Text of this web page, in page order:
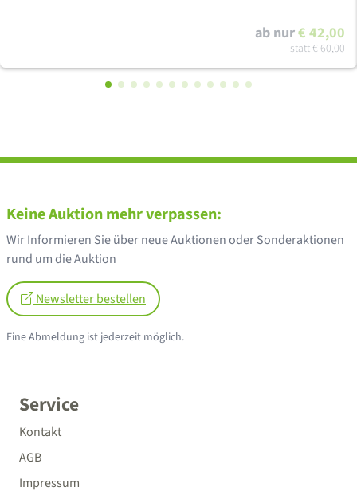
ab nur€ 42,00
statt€ 60,00
Service
Kontakt
AGB
Impressum
Keine Auktion mehr verpassen:
Wir Informieren Sie über neue Auktionen oder Sonderaktionen
rund um die Auktion
Newsletter bestellen
Eine Abmeldung ist jederzeit möglich.